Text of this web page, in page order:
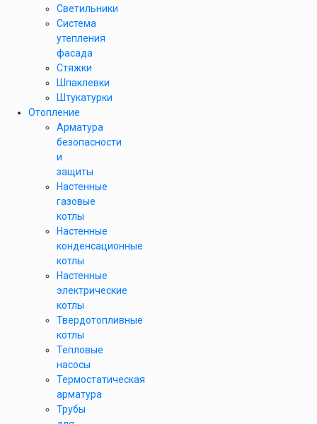
Светильники
Система
утепления
фасада
Стяжки
Шпаклевки
Штукатурки
Отопление
Арматура
безопасности
и
защиты
Настенные
газовые
котлы
Настенные
конденсационные
котлы
Настенные
электрические
котлы
Твердотопливные
котлы
Тепловые
насосы
Термостатическая
арматура
Трубы